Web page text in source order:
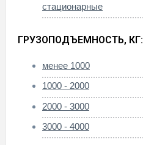
стационарные
ГРУЗОПОДЪЕМНОСТЬ, КГ:
менее 1000
1000 - 2000
2000 - 3000
3000 - 4000